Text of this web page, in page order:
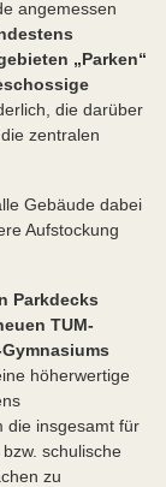
angemessen
„Parken“
die darüber
zentralen
Gebäude dabei
Aufstockung
Parkdecks
TUM-
höherwertige
die insgesamt für
schulische
zu